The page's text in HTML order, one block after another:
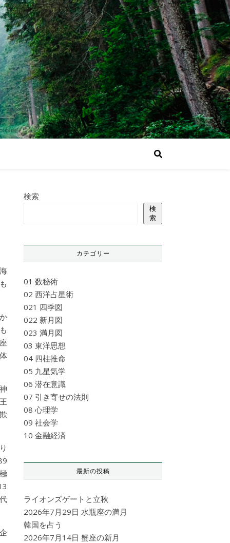
検索
検
索
カテゴリー
01 数秘術
02 西洋占星術
021 四季図
022 新月図
023 満月図
03 東洋思想
04 四柱推命
05 九星気学
06 潜在意識
07 引き寄せの法則
08 心理学
09 社会学
10 金融経済
最新の投稿
ライオンズゲートと立秋
2026年7月29日 水瓶座の満月
韓国を占う
2026年7月14日 蟹座の新月